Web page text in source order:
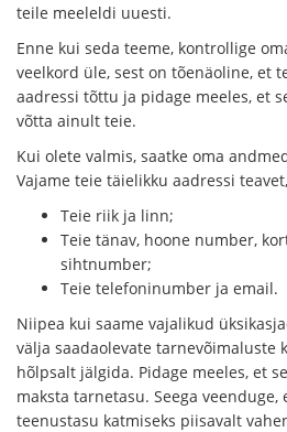
teile meeleldi uuesti.
Enne kui seda teeme, kontrollige
veelkord üle, sest on tõenäoline, et
aadressi tõttu ja pidage meeles, et
võtta ainult teie.
Kui olete valmis, saatke oma
Vajame teie täielikku aadressi
Teie riik ja linn;
Teie tänav, hoone number,
sihtnumber;
Teie telefoninumber ja email.
Niipea kui saame vajalikud
välja saadaolevate tarnevõimaluste
hõlpsalt jälgida. Pidage meeles, et
maksta tarnetasu. Seega
teenustasu katmiseks piisavalt